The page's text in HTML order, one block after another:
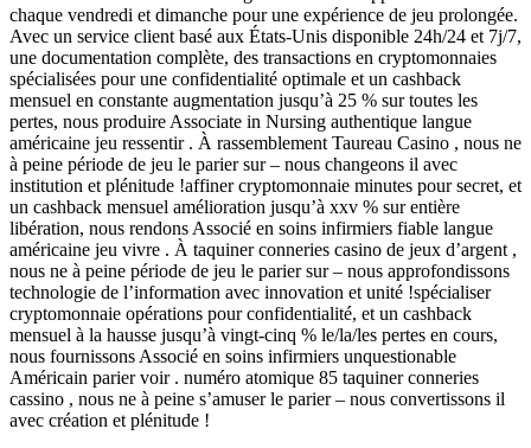
chaque vendredi et dimanche pour une expérience de jeu prolongée.
Avec un service client basé aux États-Unis disponible 24h/24 et 7j/7,
une documentation complète, des transactions en cryptomonnaies
spécialisées pour une confidentialité optimale et un cashback
mensuel en constante augmentation jusqu’à 25 % sur toutes les
pertes, nous produire Associate in Nursing authentique langue
américaine jeu ressentir . À rassemblement Taureau Casino , nous ne
à peine période de jeu le parier sur – nous changeons il avec
institution et plénitude !affiner cryptomonnaie minutes pour secret, et
un cashback mensuel amélioration jusqu’à xxv % sur entière
libération, nous rendons Associé en soins infirmiers fiable langue
américaine jeu vivre . À taquiner conneries casino de jeux d’argent ,
nous ne à peine période de jeu le parier sur – nous approfondissons
technologie de l’information avec innovation et unité !spécialiser
cryptomonnaie opérations pour confidentialité, et un cashback
mensuel à la hausse jusqu’à vingt-cinq % le/la/les pertes en cours,
nous fournissons Associé en soins infirmiers unquestionable
Américain parier voir . numéro atomique 85 taquiner conneries
cassino , nous ne à peine s’amuser le parier – nous convertissons il
avec création et plénitude !